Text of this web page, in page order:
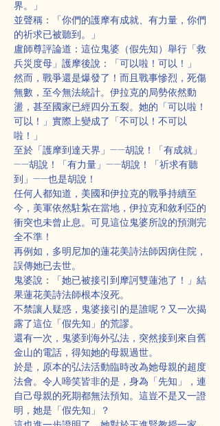
界。」
並聲稱：「你們的護摩有成就、有力量，你們
的祈求已被聽到。」
盧師尊評論道：這位鬼婆（假先知）舉行「救
兵災度母」護摩後說：「可以啦！可以！」
然而，戰爭還是爆發了！而且戰事慘烈，死傷
無數，至今無法統計。伊拉克的局勢依然動
盪，甚至國家已經四分五裂。她的「可以啦！
可以！」實際上變成了「不可以！不可以
啦！」
至於「護摩到達天界」——胡說！「有成就」
——胡說！「有力量」——胡說！「祈求有聽
到」——也是胡說！
任何人都知道，美國和伊拉克的戰爭持續至
今，美軍依然駐紮在當地，伊拉克和敘利亞的
衝突也未曾止息。可見這位鬼婆所說的預測完
全不準！
再例如，多明尼加的蓮花美詩法師因病住院，
誤傳她已去世。
鬼婆說：「她已被接引到摩訶雙蓮池了！」結
果蓮花美詩法師根本沒死。
不禁讓人疑惑，鬼婆接引的是誰呢？又一次揭
露了這位「假先知」的荒謬。
還有一次，鬼婆到海外弘法，突然接到來自舊
金山的電話，得知她的母親過世。
於是，原本的弘法活動臨時改為她母親的超度
法會。令人啼笑皆非的是，身為「先知」，連
自己母親的死期都無法預知。這豈不是又一證
明，她是「假先知」？